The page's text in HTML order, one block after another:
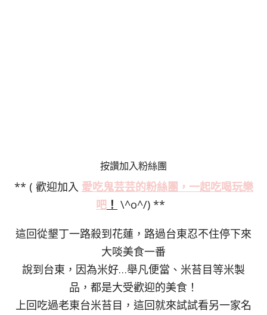
按讚加入粉絲團
** ( 歡迎加入 愛吃鬼芸芸的粉絲團，一起吃喝玩樂
吧 ！ \^o^/) **
這回從墾丁一路殺到花蓮，路過台東忍不住停下來
大啖美食一番
說到台東，因為米好…舉凡便當、米苔目等米製
品，都是大受歡迎的美食！
上回吃過老東台米苔目，這回就來試試看另一家名